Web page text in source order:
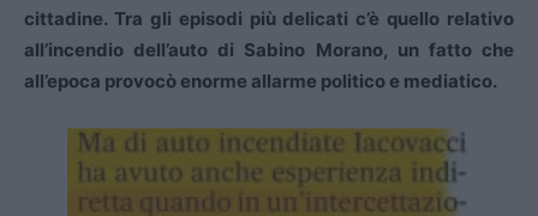
cittadine. Tra gli episodi più delicati c’è quello relativo
all’incendio dell’auto di Sabino Morano, un fatto che
all’epoca provocò enorme allarme politico e mediatico.